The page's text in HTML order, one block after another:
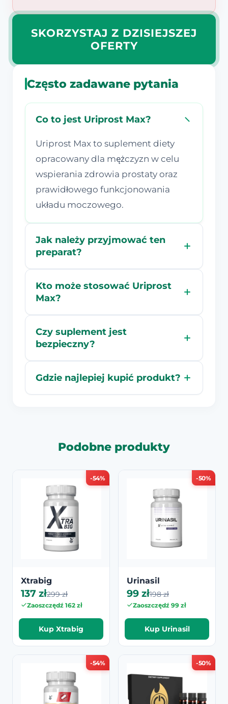
SKORZYSTAJ Z DZISIEJSZEJ
OFERTY
Często zadawane pytania
Co to jest Uriprost Max?
Uriprost Max to suplement diety
opracowany dla mężczyzn w celu
wspierania zdrowia prostaty oraz
prawidłowego funkcjonowania
układu moczowego.
Jak należy przyjmować ten
preparat?
Kto może stosować Uriprost
Max?
Czy suplement jest
bezpieczny?
Gdzie najlepiej kupić produkt?
Podobne produkty
-54%
Xtrabig
137 zł299 zł
Zaoszczędź 162 zł
Kup Xtrabig
-50%
Urinasil
99 zł198 zł
Zaoszczędź 99 zł
Kup Urinasil
-54% -50%